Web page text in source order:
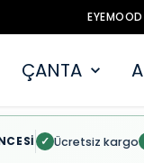
ÇANTA
✓ Ücretsiz kargo